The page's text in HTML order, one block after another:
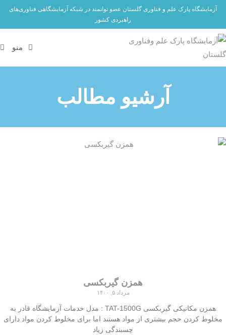
آزمایشگاه پارک علم و فناوری گلستان عضو توانمند در شبکه آزمایشگاهی فناوری‌های
راهبردی کشور
منو
آرشیو مطالب
همزن گیربکسی
مرداد ۵, ۱۴۰۰
همزن مکانیکی گیربکسی TAT-1500G : مدل خدمات آزمایشگاه قادر به
مخلوط کردن حجم بیشتری از مواد هستند اما برای مخلوط کردن مواد دارای
چسبندگی زیاد